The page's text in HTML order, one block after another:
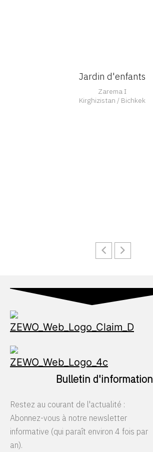
Jardin d'enfants
Zarema I
Kirghizistan / Bichkek
Bulletin d'information
Restez au courant de l'actualité :
Abonnez-vous à notre newsletter
informative (qui paraît environ 4 fois par
an).